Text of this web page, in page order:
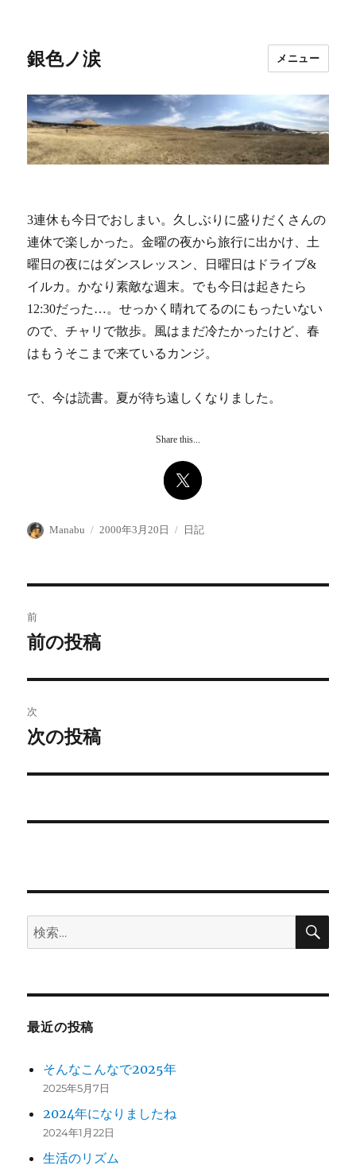
銀色ノ涙 メニュー
3連休も今日でおしまい。久しぶりに盛りだくさんの
連休で楽しかった。金曜の夜から旅行に出かけ、土
曜日の夜にはダンスレッスン、日曜日はドライブ&
イルカ。かなり素敵な週末。でも今日は起きたら
12:30だった…。せっかく晴れてるのにもったいない
ので、チャリで散歩。風はまだ冷たかったけど、春
はもうそこまで来ているカンジ。
で、今は読書。夏が待ち遠しくなりました。
Share this...
投
Manabu
投
2000年3月20日
カ
日記
稿
ビ
ゲ
ー
前
前
投
稿:
前の投稿
次
次
投
次の投稿
検
索:
検
最近の投稿
そんなこんなで2025年
2025年5月7日
2024年になりましたね
2024年1月22日
生活のリズム